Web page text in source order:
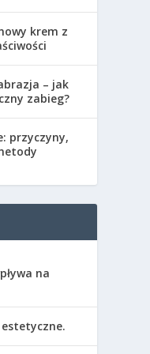
krem z
– jak
zabieg?
przyczyny,
na